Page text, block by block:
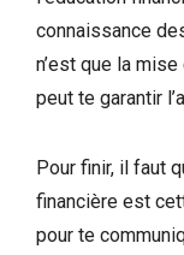
connaissance
n’est que la
peut te garantir
Pour finir, il faut
financière est
pour te